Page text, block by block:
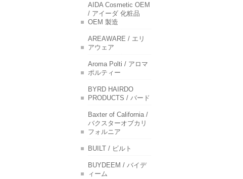
AIDA Cosmetic OEM
/ アイーダ 化粧品
OEM 製造
AREAWARE / エリ
アウェア
Aroma Polti / アロマ
ポルティー
BYRD HAIRDO
PRODUCTS / バード
Baxter of California /
バクスターオブカリ
フォルニア
BUILT / ビルト
BUYDEEM / バイデ
ィーム